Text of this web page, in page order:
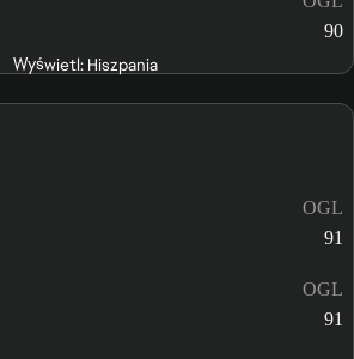
90
Wyświetl: Hiszpania
OGL
91
OGL
91